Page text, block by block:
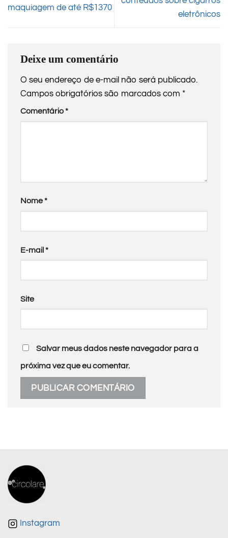
maquiagem de até R$1370
eletrônicos
Deixe um comentário
O seu endereço de e-mail não será publicado.
Campos obrigatórios são marcados com *
Comentário*
Nome*
E-mail*
Site
Salvar meus dados neste navegador para a
próxima vez que eu comentar.
Instagram